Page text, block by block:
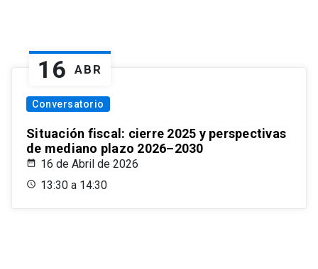
16 ABR
Conversatorio
Situación fiscal: cierre 2025 y perspectivas
de mediano plazo 2026–2030
16 de Abril de 2026
13:30 a 14:30